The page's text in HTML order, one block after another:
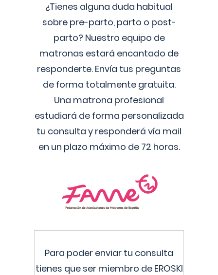
¿Tienes alguna duda habitual
sobre pre-parto, parto o post-
parto? Nuestro equipo de
matronas estará encantado de
responderte. Envía tus preguntas
de forma totalmente gratuita.
Una matrona profesional
estudiará de forma personalizada
tu consulta y responderá vía mail
en un plazo máximo de 72 horas.
Para poder enviar tu consulta
tienes que ser miembro de EROSKI